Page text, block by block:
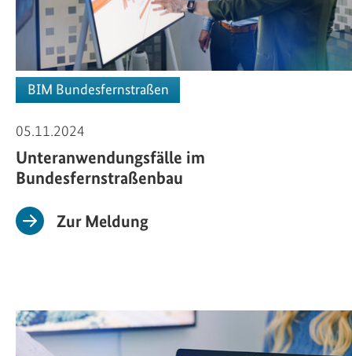
BIM Bundesfernstraßen
05.11.2024
Unteranwendungsfälle im
Bundesfernstraßenbau
Zur Meldung